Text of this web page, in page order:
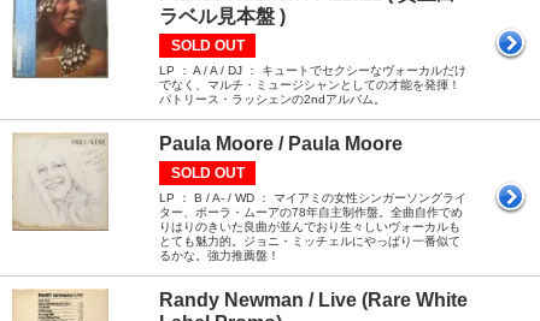
ラベル見本盤 )
SOLD OUT
LP ： A / A / DJ ： キュートでセクシーなヴォーカルだけ
でなく、マルチ・ミュージシャンとしての才能を発揮！
パトリース・ラッシェンの2ndアルバム。
Paula Moore / Paula Moore
SOLD OUT
LP ： B / A- / WD ： マイアミの女性シンガーソングライ
ター、ポーラ・ムーアの78年自主制作盤。全曲自作でめ
りはりのきいた良曲が並んでおり生々しいヴォーカルも
とても魅力的。ジョニ・ミッチェルにやっぱり一番似て
るかな。強力推薦盤！
Randy Newman / Live (Rare White